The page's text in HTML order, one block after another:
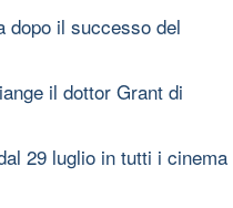
dopo il successo del
il dottor Grant di
29 luglio in tutti i cinema